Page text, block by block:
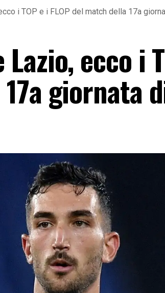
i TOP e i FLOP del match della 17a
ecco i
giornata